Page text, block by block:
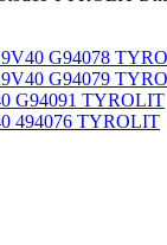
G94078
G94079
G94091 TYROLIT
494076 TYROLIT